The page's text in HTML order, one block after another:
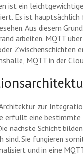
ist ein
Es ist
Aus diesem
arbeiten. MQTT
Zwischenschichten
MQTT in der
zur
erfüllt eine bestimmte
nächste Schicht
Sie fungieren
und in eine